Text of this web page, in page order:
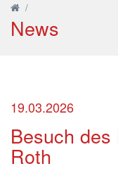
/
News
19.03.2026
Besuch
Roth